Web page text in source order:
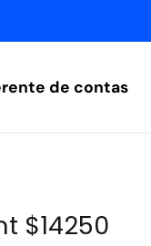
de contas
$14250